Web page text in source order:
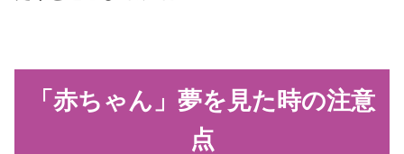
「赤ちゃん」夢を見た時の注意
点